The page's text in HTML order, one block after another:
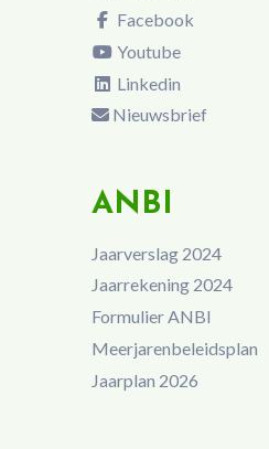
Facebook
Youtube
Linkedin
Nieuwsbrief
ANBI
Jaarverslag 2024
Jaarrekening 2024
Formulier ANBI
Meerjarenbeleidsplan
Jaarplan 2026